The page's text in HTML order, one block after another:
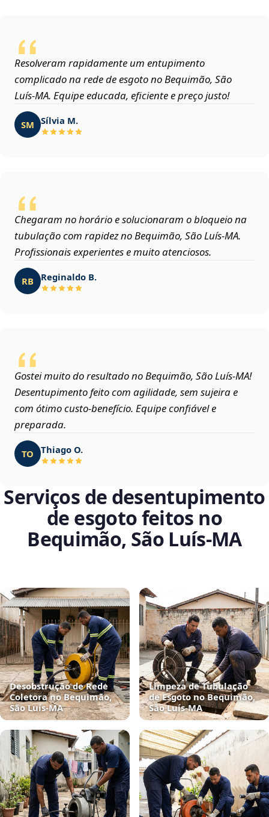
Resolveram rapidamente um entupimento
complicado na rede de esgoto no Bequimão, São
Luís‑MA. Equipe educada, eficiente e preço justo!
SM Sílvia M.
Chegaram no horário e solucionaram o bloqueio na
tubulação com rapidez no Bequimão, São Luís‑MA.
Profissionais experientes e muito atenciosos.
RB Reginaldo B.
Gostei muito do resultado no Bequimão, São Luís‑MA!
Desentupimento feito com agilidade, sem sujeira e
com ótimo custo-benefício. Equipe confiável e
preparada.
TO Thiago O.
Serviços de desentupimento
de esgoto feitos no
Bequimão, São Luís‑MA
Desobstrução de Rede
Coletora no Bequimão,
São Luís‑MA
Limpeza de Tubulação
de Esgoto no Bequimão,
São Luís‑MA